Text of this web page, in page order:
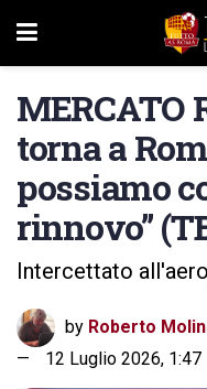
MERCATO
torna a
possiamo
rinnovo”
Intercettato
by Roberto
12 Luglio 2026, 1:47